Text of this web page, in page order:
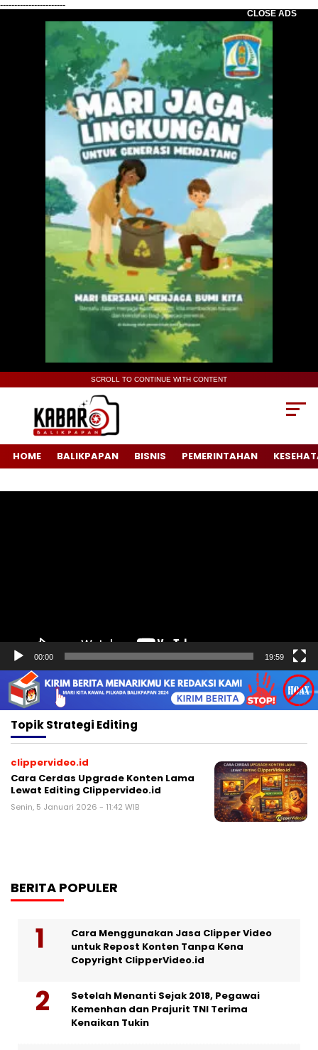
-----------------------
CLOSE ADS
SCROLL TO CONTINUE WITH CONTENT
HOME BALIKPAPAN BISNIS PEMERINTAHAN
00:00 19:59
TopikStrategi Editing
clippervideo.id
Cara Cerdas Upgrade Konten Lama
Lewat Editing Clippervideo.id
Senin, 5 Januari 2026 - 11:42 WIB
BERITA POPULER
Cara Menggunakan Jasa Clipper Video
untuk Repost Konten Tanpa Kena
Copyright ClipperVideo.id
Setelah Menanti Sejak 2018, Pegawai
Kemenhan dan Prajurit TNI Terima
Kenaikan Tukin